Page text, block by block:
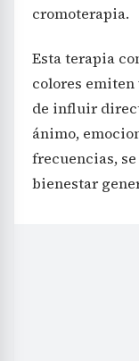
cromoterapia.
Esta terapia
colores
de influir
ánimo,
frecuencias,
bienestar